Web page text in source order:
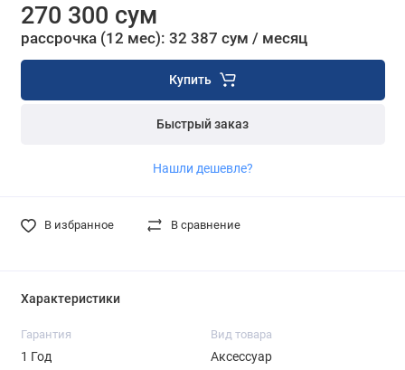
270 300 сум
рассрочка (12 мес): 32 387 сум / месяц
Купить
Быстрый заказ
Нашли дешевле?
В избранное В сравнение
Характеристики
Гарантия
1 Год
Вид товара
Аксессуар